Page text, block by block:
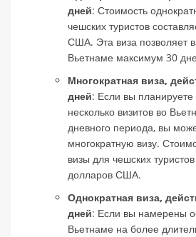
дней: Стоимость
чешских туристов
США. Эта виза позволяет
Вьетнаме максимум 30
Многократная виза,
дней: Если вы
несколько визитов во
дневного периода, вы
многократную визу.
визы для чешских
долларов США.
Однократная виза,
дней: Если вы намерены
Вьетнаме на более